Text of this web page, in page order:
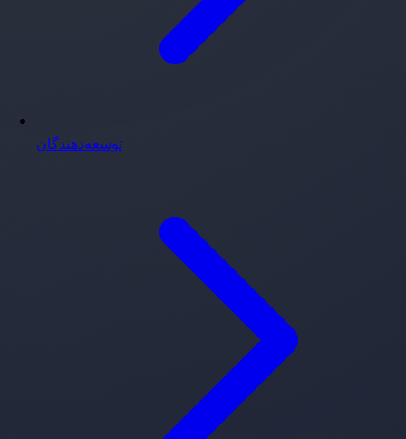
توسعه‌دهندگان